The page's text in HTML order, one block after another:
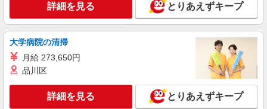
キープ 詳細を見る
アルバイト パート
ダーツ＆パーティーREGALO浜松町駅前店
時給1,300円 ※給与幅は経験・能力による ■食
事補助あり ⇒1食200円 ■昇給あり（年2回） ⇒ト
レーナーになったら… 通常時給＋300円！！ ■
研修時給 ⇒通常時給より変動なし ■高校生時給 ⇒
東京都港区浜松町1-30-11 浜松町FGビル4・
詳細を見る とりあえずキープ
大学病院の清掃
月給 273,650円
品川区
詳細を見る とりあえずキープ